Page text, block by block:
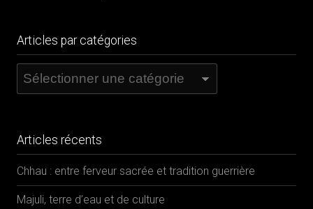
Articles par catégories
Articles
par
Articles récents
Chhau : entre ferveur sacrée et tradition guerrière
Majuli, terre d’eau et de culture